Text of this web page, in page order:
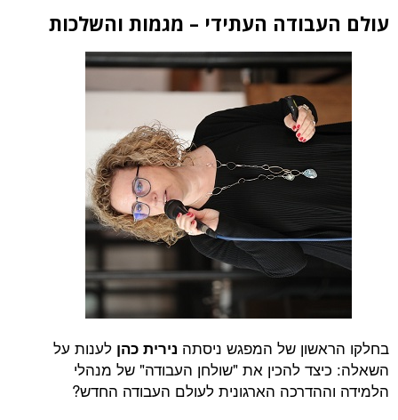
עולם העבודה העתידי – מגמות והשלכות
בחלקו הראשון של המפגש ניסתה נירית כהן לענות על
השאלה: כיצד להכין את "שולחן העבודה" של מנהלי
הלמידה וההדרכה הארגונית לעולם העבודה החדש?